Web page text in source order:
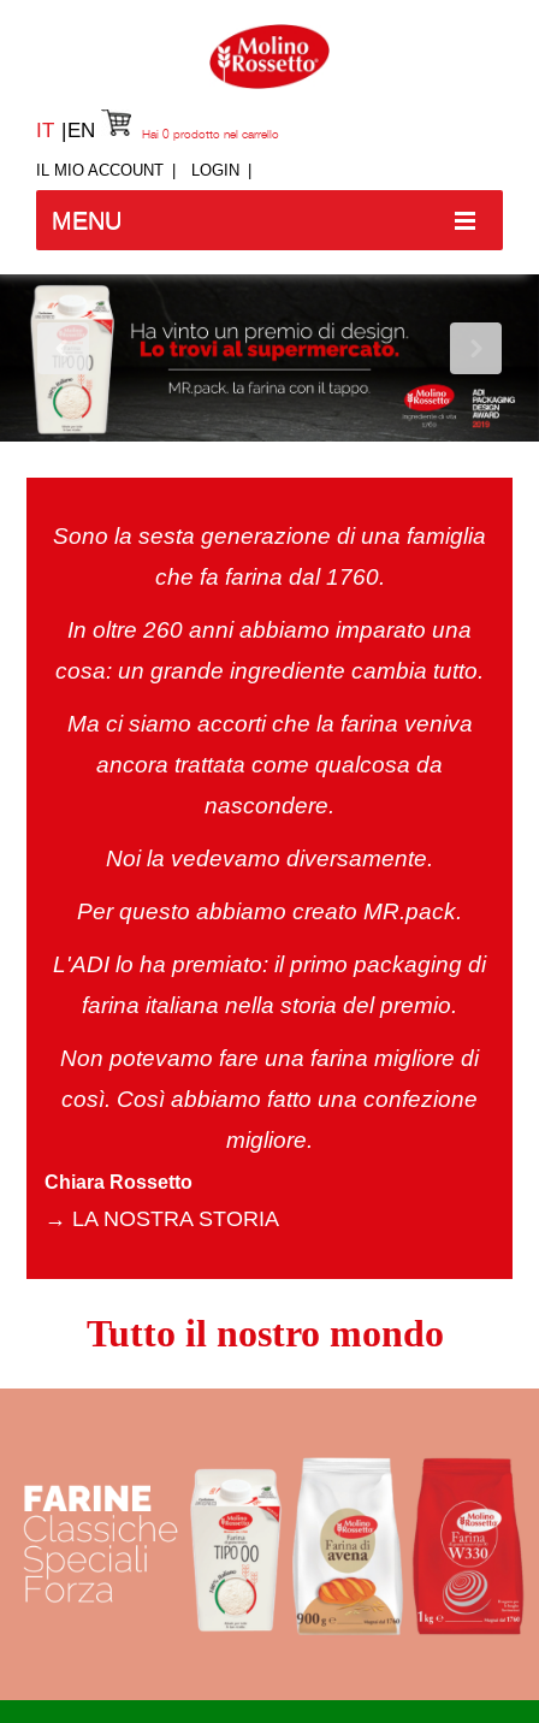
IT EN
IL MIO ACCOUNT LOGIN
Hai 0 prodotto nel carrello
MENU
Sono la sesta generazione di una famiglia
che fa farina dal 1760.
In oltre 260 anni abbiamo imparato una
cosa: un grande ingrediente cambia tutto.
Ma ci siamo accorti che la farina veniva
ancora trattata come qualcosa da
nascondere.
Noi la vedevamo diversamente.
Per questo abbiamo creato MR.pack.
L'ADI lo ha premiato: il primo packaging di
farina italiana nella storia del premio.
Non potevamo fare una farina migliore di
così. Così abbiamo fatto una confezione
migliore.
Chiara Rossetto
→ LA NOSTRA STORIA
Tutto il nostro mondo